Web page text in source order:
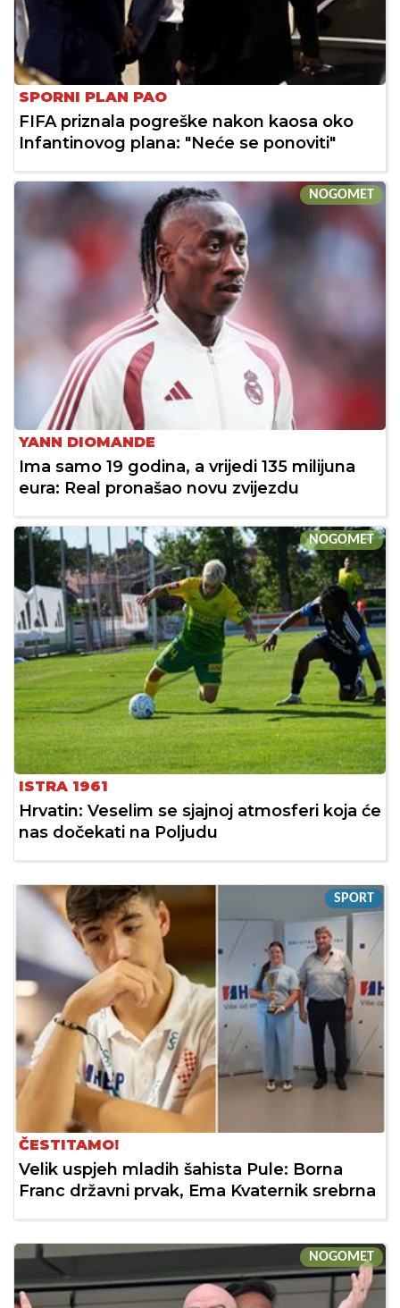
SPORNI PLAN PAO
FIFA priznala pogreške nakon kaosa oko
Infantinovog plana: "Neće se ponoviti"
NOGOMET
YANN DIOMANDE
Ima samo 19 godina, a vrijedi 135 milijuna
eura: Real pronašao novu zvijezdu
NOGOMET
ISTRA 1961
Hrvatin: Veselim se sjajnoj atmosferi koja će
nas dočekati na Poljudu
SPORT
ČESTITAMO!
Velik uspjeh mladih šahista Pule: Borna
Franc državni prvak, Ema Kvaternik srebrna
NOGOMET